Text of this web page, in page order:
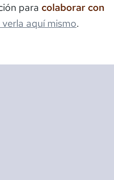
para colaborar con
aquí mismo.